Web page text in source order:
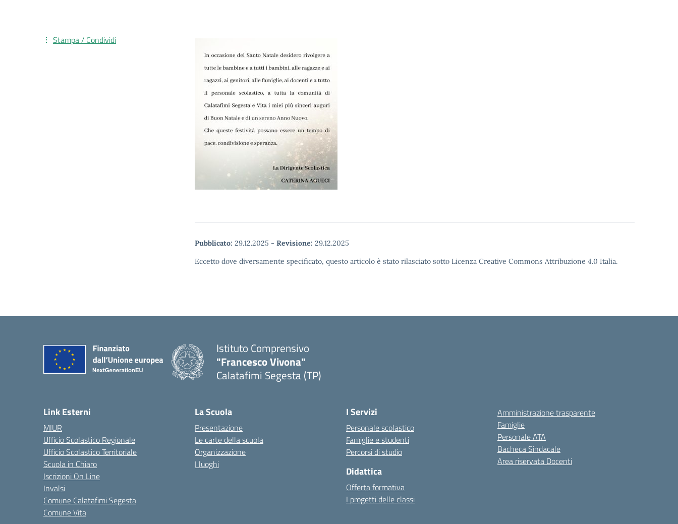
Pubblicato: 29.12.2025 - Revisione: 29.12.2025
Eccetto dove diversamente specificato, questo articolo è stato rilasciato sotto Licenza Creative Commons Attribuzione 4.0 Italia.
Stampa / Condividi
Istituto Comprensivo
"Francesco Vivona"
Calatafimi Segesta (TP)
Link Esterni
MIUR
Ufficio Scolastico Regionale
Ufficio Scolastico Territoriale
Scuola in Chiaro
Iscrizioni On Line
Invalsi
Comune Calatafimi Segesta
Comune Vita
La Scuola
Presentazione
Le carte della scuola
Organizzazione
I luoghi
I Servizi
Personale scolastico
Famiglie e studenti
Percorsi di studio
Didattica
Offerta formativa
I progetti delle classi
Amministrazione trasparente
Famiglie
Personale ATA
Bacheca Sindacale
Area riservata Docenti